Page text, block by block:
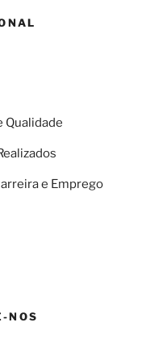
Qualidade
e Emprego
NOS